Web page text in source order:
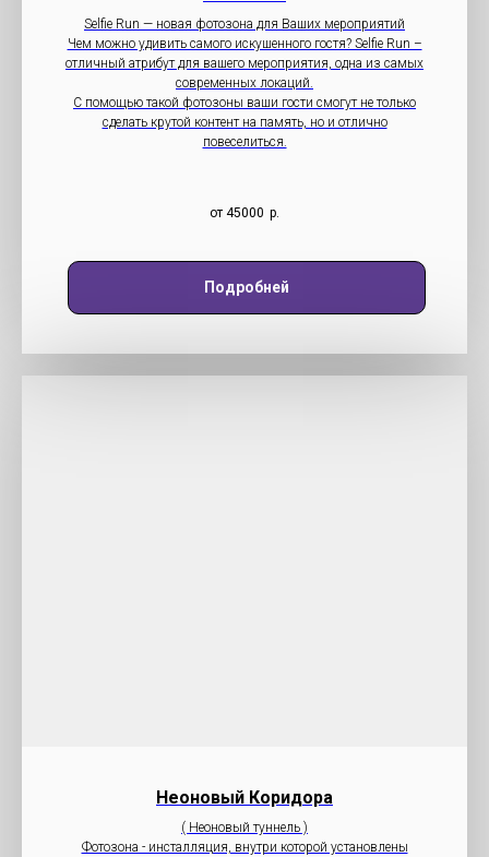
Selfie Run — новая фотозона для Ваших мероприятий
Чем можно удивить самого искушенного гостя? Selfie Run –
отличный атрибут для вашего мероприятия, одна из самых
современных локаций.
С помощью такой фотозоны ваши гости смогут не только
сделать крутой контент на память, но и отлично
повеселиться.
от 45000 р.
Подробней
Неоновый Коридора
( Неоновый туннель )
Фотозона - инсталляция, внутри которой установлены